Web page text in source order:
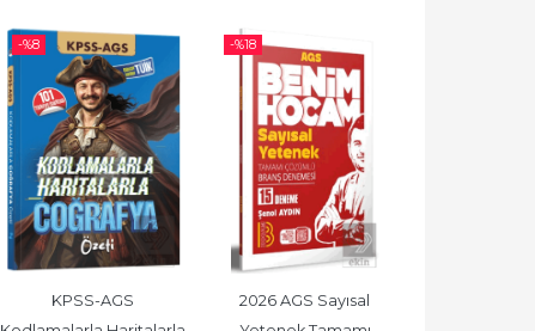
-%8
KPSS-AGS
-%18
2026 AGS Sayısal